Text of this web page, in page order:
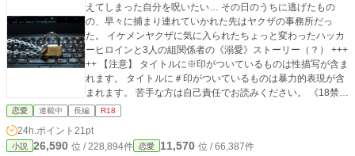
えてしまった自分を呪いたい… その日のうちに逃げたもの
の、早々に捕まり連れていかれた先はヤクザの事務所だっ
た。 イケメンヤクザに気に入られたちょっと変わったハッカ
ーヒロインと3人の組関係者の《溺愛》ストーリー（？） +++
++ 【注意】 タイトルに※印がついているものは性描写が含ま
れます。 タイトルに＃印がついているものは暴力的表現が含
まれます。 苦手な方は自己責任でお読みください。 《18禁》
《監禁》《暴力表現》《虐待》《近親相姦》などの表現があ
ります。 苦手な方は自衛をし、ご遠慮願います。 +++++ ※初
投稿です。表現や文章が稚拙、おかしい、誤字脱字等あるか
と思います。 温かい目で見ていただけると幸いです。
恋愛 連載中 長編 R18
24h.ポイント 21pt
小説 26,590 位 / 228,894件 恋愛 11,570 位 / 66,387件